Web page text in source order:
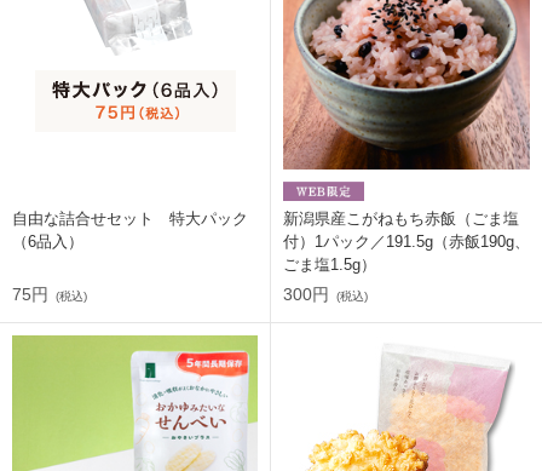
自由な詰合せセット 特大パック
（6品入）
75円 (税込)
新潟県産こがねもち赤飯（ごま塩
付）1パック／191.5g（赤飯190g、
ごま塩1.5g）
300円 (税込)